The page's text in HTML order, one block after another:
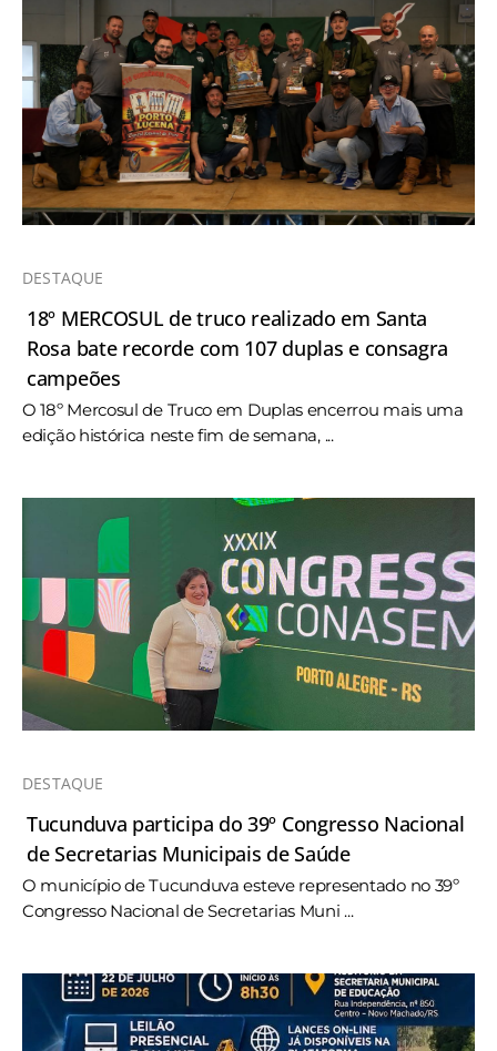
DESTAQUE
18º MERCOSUL de truco realizado em Santa
Rosa bate recorde com 107 duplas e consagra
campeões
O 18º Mercosul de Truco em Duplas encerrou mais uma
edição histórica neste fim de semana, ...
DESTAQUE
Tucunduva participa do 39º Congresso Nacional
de Secretarias Municipais de Saúde
O município de Tucunduva esteve representado no 39º
Congresso Nacional de Secretarias Muni ...